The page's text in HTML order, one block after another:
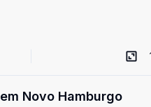
Novo Hamburgo